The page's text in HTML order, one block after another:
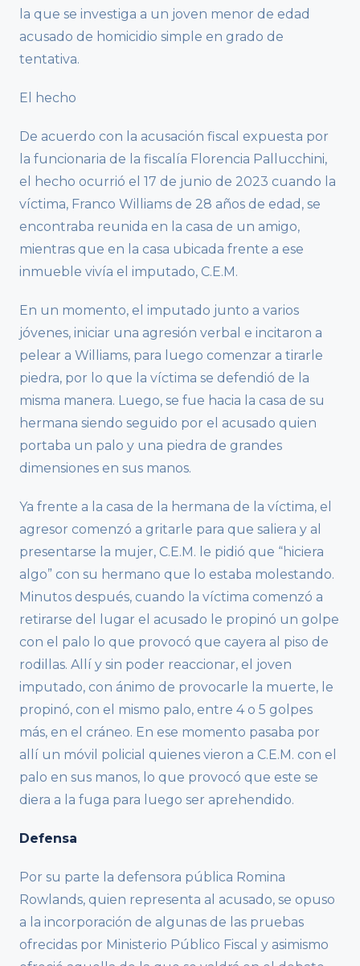
la que se investiga a un joven menor de edad
acusado de homicidio simple en grado de
tentativa.
El hecho
De acuerdo con la acusación fiscal expuesta por
la funcionaria de la fiscalía Florencia Pallucchini,
el hecho ocurrió el 17 de junio de 2023 cuando la
víctima, Franco Williams de 28 años de edad, se
encontraba reunida en la casa de un amigo,
mientras que en la casa ubicada frente a ese
inmueble vivía el imputado, C.E.M.
En un momento, el imputado junto a varios
jóvenes, iniciar una agresión verbal e incitaron a
pelear a Williams, para luego comenzar a tirarle
piedra, por lo que la víctima se defendió de la
misma manera. Luego, se fue hacia la casa de su
hermana siendo seguido por el acusado quien
portaba un palo y una piedra de grandes
dimensiones en sus manos.
Ya frente a la casa de la hermana de la víctima, el
agresor comenzó a gritarle para que saliera y al
presentarse la mujer, C.E.M. le pidió que “hiciera
algo” con su hermano que lo estaba molestando.
Minutos después, cuando la víctima comenzó a
retirarse del lugar el acusado le propinó un golpe
con el palo lo que provocó que cayera al piso de
rodillas. Allí y sin poder reaccionar, el joven
imputado, con ánimo de provocarle la muerte, le
propinó, con el mismo palo, entre 4 o 5 golpes
más, en el cráneo. En ese momento pasaba por
allí un móvil policial quienes vieron a C.E.M. con el
palo en sus manos, lo que provocó que este se
diera a la fuga para luego ser aprehendido.
Defensa
Por su parte la defensora pública Romina
Rowlands, quien representa al acusado, se opuso
a la incorporación de algunas de las pruebas
ofrecidas por Ministerio Público Fiscal y asimismo